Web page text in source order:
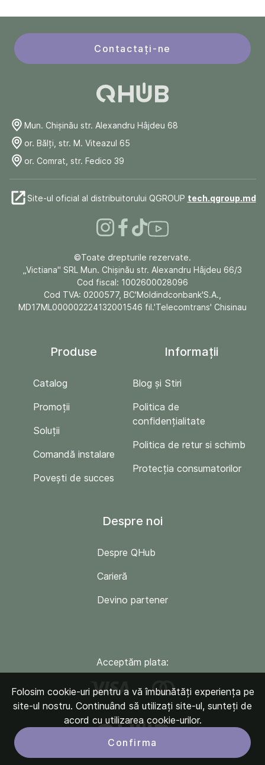
Contactați-ne
Mun. Chişinău str. Alexandru Hâjdeu 68
or. Bălți, str. M. Viteazul 65
or. Comrat, str. Fedico 39
Site-ul oficial al distribuitorului QGROUP tech.qgroup.md
©Toate drepturile rezervate.
„Victiana" SRL Mun. Chişinău str. Alexandru Hâjdeu 66/3
Cod fiscal: 1002600028096
Cod TVA: 0200577, BC'Moldindconbank'S.A.,
MD17ML000002224132001546 fil.'Telecomtrans' Chisinau
Produse
Catalog
Promoții
Soluții
Comandă instalare
Povești de succes
Informații
Blog și Stiri
Politica de
confidențialitate
Politica de retur si schimb
Protecția consumatorilor
Despre noi
Despre QHub
Carieră
Devino partener
Acceptăm plata:
Folosim cookie-uri pentru a vă îmbunătăți experiența pe
site-ul nostru. Continuând să utilizați site-ul, sunteți de
acord cu utilizarea cookie-urilor.
Confirma